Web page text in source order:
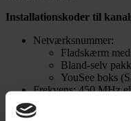
Installationskoder til
Netværksnummer:
Fladskærm
Bland-selv
YouSee boks
Frekvens: 450 MHz
om du skal indtaste
Symbolrate: 6875